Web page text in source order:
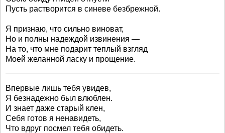
Пусть растворится в синеве безбрежной.
Я признаю, что сильно виноват,
Но и полны надеждой извинения —
На то, что мне подарит теплый взгляд
Моей желанной ласку и прощение.
Впервые лишь тебя увидев,
Я безнадежно был влюблен.
И знает даже старый клен,
Себя готов я ненавидеть,
Что вдруг посмел тебя обидеть.